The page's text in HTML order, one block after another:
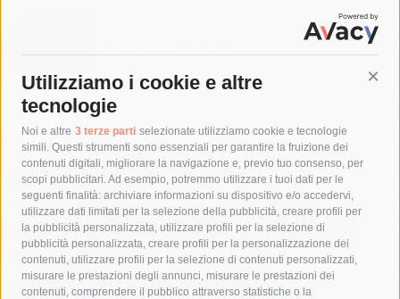
Utilizziamo i cookie e altre
tecnologie
Noi e altre 3 terze parti selezionate utilizziamo cookie e tecnologie
simili. Questi strumenti sono essenziali per garantire la fruizione dei
contenuti digitali, migliorare la navigazione e, previo tuo consenso, per
scopi pubblicitari. Ad esempio, potremmo utilizzare i tuoi dati per le
seguenti finalità: archiviare informazioni su dispositivo e/o accedervi,
utilizzare dati limitati per la selezione della pubblicità, creare profili per
la pubblicità personalizzata, utilizzare profili per la selezione di
pubblicità personalizzata, creare profili per la personalizzazione dei
contenuti, utilizzare profili per la selezione di contenuti personalizzati,
misurare le prestazioni degli annunci, misurare le prestazioni dei
contenuti, comprendere il pubblico attraverso statistiche o la
Sorrento-Massa Lubrense. Torna a casa
Tag
acqua allerta meteo
anas
area marina protetta di punta campanella
arresto
Asl Napoli 3 sud
capitaneria di porto capri
carabinieri
castellammare di stabia
circumvesuviana
comune di sorrento
concerto
contagi